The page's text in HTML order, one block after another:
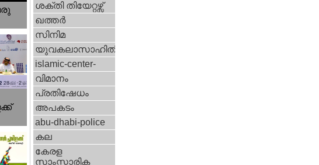
ശക്തി തിയേറ്റഴ്സ്
ഖത്തര്‍
സിനിമ
യുവകലാസാഹിതി
islamic-center-
വിമാനം
പ്രതിഷേധം
അപകടം
abu-dhabi-police
കല
കേരള
സാംസ്കാരിക